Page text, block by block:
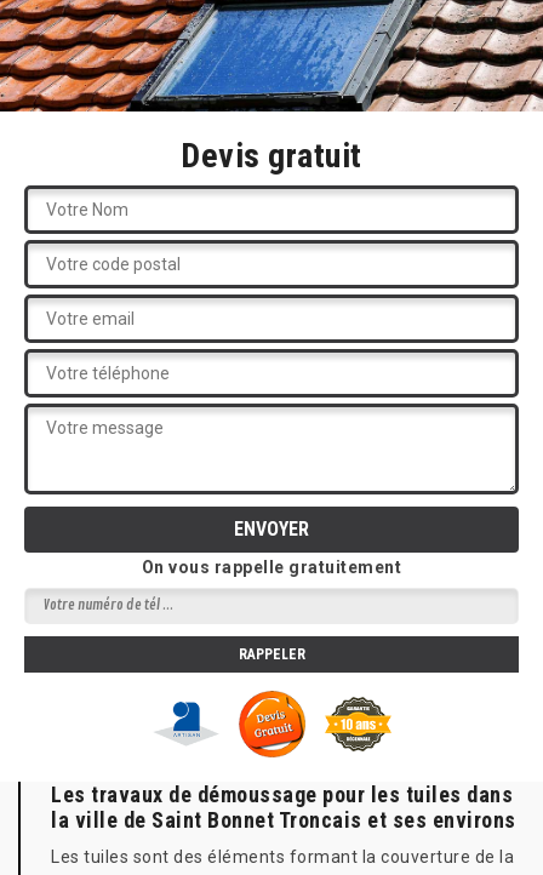
Devis gratuit
On vous rappelle gratuitement
Les travaux de démoussage pour les tuiles dans
la ville de Saint Bonnet Troncais et ses environs
Les tuiles sont des éléments formant la couverture de la